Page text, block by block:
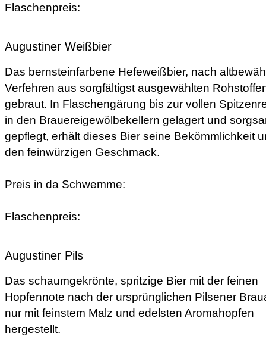
Flaschenpreis:
Augustiner Weißbier
Das bernsteinfarbene Hefeweißbier, nach
Verfehren aus sorgfältigst ausgewählten
gebraut. In Flaschengärung bis zur vollen
in den Brauereigewölbekellern gelagert und
gepflegt, erhält dieses Bier seine Bekömmlichkeit
den feinwürzigen Geschmack.
Preis in da Schwemme:
Flaschenpreis:
Augustiner Pils
Das schaumgekrönte, spritzige Bier mit der feinen
Hopfennote nach der ursprünglichen Pilsener
nur mit feinstem Malz und edelsten Aromahopfen
hergestellt.